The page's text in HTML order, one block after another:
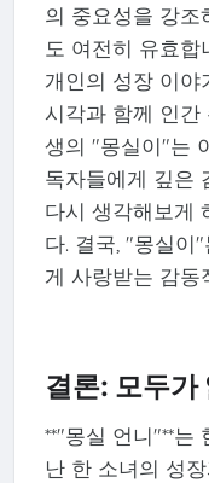
의 중요성을 강조
도 여전히 유효
개인의 성장 이야
시각과 함께 인간
생의 "몽실이"는
독자들에게 깊은
다시 생각해보게
다. 결국, "몽실이
게 사랑받는 감동
결론: 모두가
**"몽실 언니"**는
난 한 소녀의 성